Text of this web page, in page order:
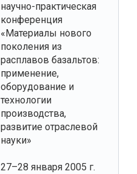
научно-практическая
конференция
«Материалы нового
поколения из
расплавов базальтов:
применение,
оборудование и
технологии
производства,
развитие отраслевой
науки»
27–28 января 2005 г.